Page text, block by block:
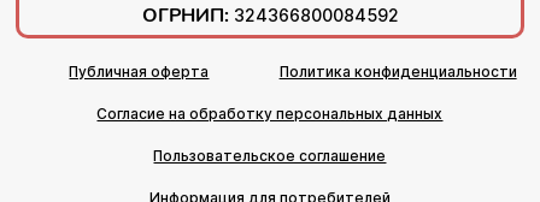
ОГРНИП: 324366800084592
Публичная оферта Политика конфиденциальности
Согласие на обработку персональных данных
Пользовательское соглашение
Информация для потребителей